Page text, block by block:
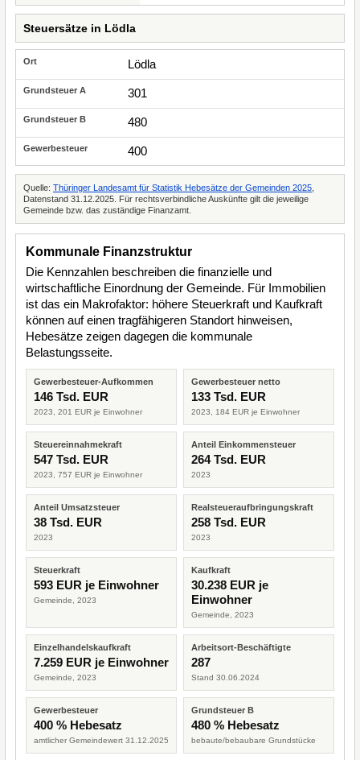
Steuersätze in Lödla
Lödla
301
480
400
Quelle: Thüringer Landesamt für Statistik Hebesätze der Gemeinden 2025
Datenstand 31.12.2025. Für rechtsverbindliche Auskünfte gilt die jeweilige
Gemeinde bzw. das zuständige Finanzamt.
Kommunale Finanzstruktur
Die Kennzahlen beschreiben die finanzielle und
wirtschaftliche Einordnung der Gemeinde. Für Immobilien
ist das ein Makrofaktor: höhere Steuerkraft und Kaufkraft
können auf einen tragfähigeren Standort hinweisen,
Hebesätze zeigen dagegen die kommunale
Belastungsseite.
Gewerbesteuer-Aufkommen
146 Tsd. EUR
2023, 201 EUR je Einwohner
Gewerbesteuer netto
133 Tsd. EUR
2023, 184 EUR je Einwohner
Steuereinnahmekraft
547 Tsd. EUR
2023, 757 EUR je Einwohner
Anteil Einkommensteuer
264 Tsd. EUR
2023
Anteil Umsatzsteuer
38 Tsd. EUR
2023
Realsteueraufbringungskraft
258 Tsd. EUR
2023
Steuerkraft
593 EUR je Einwohner
Gemeinde, 2023
Kaufkraft
30.238 EUR je
Einwohner
Gemeinde, 2023
Einzelhandelskaufkraft
7.259 EUR je Einwohner
Gemeinde, 2023
Arbeitsort-Beschäftigte
287
Stand 30.06.2024
Gewerbesteuer
400 % Hebesatz
amtlicher Gemeindewert 31.12.2025
Grundsteuer B
480 % Hebesatz
bebaute/bebaubare Grundstücke